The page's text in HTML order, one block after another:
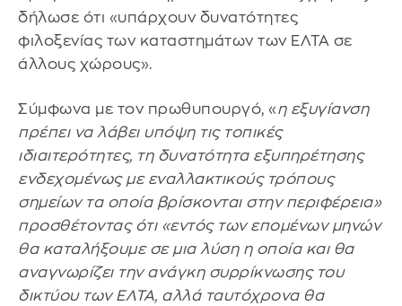
δήλωσε ότι «υπάρχουν δυνατότητες
φιλοξενίας των καταστημάτων των ΕΛΤΑ σε
άλλους χώρους».
Σύμφωνα με τον πρωθυπουργό, «η εξυγίανση
πρέπει να λάβει υπόψη τις τοπικές
ιδιαιτερότητες, τη δυνατότητα εξυπηρέτησης
ενδεχομένως με εναλλακτικούς τρόπους
σημείων τα οποία βρίσκονται στην περιφέρεια»
προσθέτοντας ότι «εντός των επομένων μηνών
θα καταλήξουμε σε μια λύση η οποία και θα
αναγνωρίζει την ανάγκη συρρίκνωσης του
δικτύου των ΕΛΤΑ, αλλά ταυτόχρονα θα